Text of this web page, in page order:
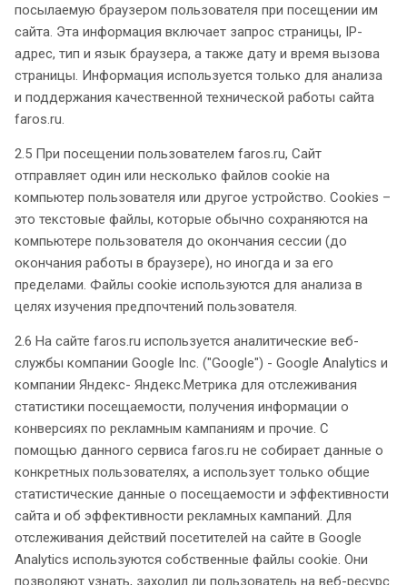
посылаемую браузером пользователя при посещении им
сайта. Эта информация включает запрос страницы, IP-
адрес, тип и язык браузера, а также дату и время вызова
страницы. Информация используется только для анализа
и поддержания качественной технической работы сайта
faros.ru.
2.5 При посещении пользователем faros.ru, Сайт
отправляет один или несколько файлов cookie на
компьютер пользователя или другое устройство. Cookies –
это текстовые файлы, которые обычно сохраняются на
компьютере пользователя до окончания сессии (до
окончания работы в браузере), но иногда и за его
пределами. Файлы cookie используются для анализа в
целях изучения предпочтений пользователя.
2.6 На сайте faros.ru используется аналитические веб-
службы компании Google Inc. ("Google") - Google Analytics и
компании Яндекс- Яндекс.Метрика для отслеживания
статистики посещаемости, получения информации о
конверсиях по рекламным кампаниям и прочие. С
помощью данного сервиса faros.ru не собирает данные о
конкретных пользователях, а использует только общие
статистические данные о посещаемости и эффективности
сайта и об эффективности рекламных кампаний. Для
отслеживания действий посетителей на сайте в Google
Analytics используются собственные файлы cookie. Они
позволяют узнать, заходил ли пользователь на веб-ресурс